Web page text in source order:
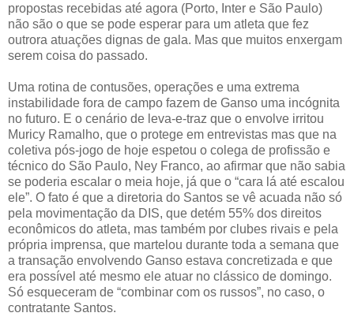
propostas recebidas até agora (Porto, Inter e São Paulo)
não são o que se pode esperar para um atleta que fez
outrora atuações dignas de gala. Mas que muitos enxergam
serem coisa do passado.
Uma rotina de contusões, operações e uma extrema
instabilidade fora de campo fazem de Ganso uma incógnita
no futuro. E o cenário de leva-e-traz que o envolve irritou
Muricy Ramalho, que o protege em entrevistas mas que na
coletiva pós-jogo de hoje espetou o colega de profissão e
técnico do São Paulo, Ney Franco, ao afirmar que não sabia
se poderia escalar o meia hoje, já que o “cara lá até escalou
ele”. O fato é que a diretoria do Santos se vê acuada não só
pela movimentação da DIS, que detém 55% dos direitos
econômicos do atleta, mas também por clubes rivais e pela
própria imprensa, que martelou durante toda a semana que
a transação envolvendo Ganso estava concretizada e que
era possível até mesmo ele atuar no clássico de domingo.
Só esqueceram de “combinar com os russos”, no caso, o
contratante Santos.